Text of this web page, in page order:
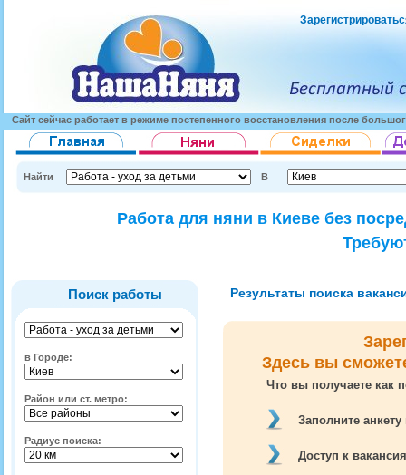
Сайт сейчас работает в режиме постепенного восстановления после
Найти В
Работа для няни в Киеве без
Поиск работы
в Городе:
Район или ст. метро:
Радиус поиска:
Результаты поиска
Здесь вы
Что вы получаете как
Заполните
Доступ к